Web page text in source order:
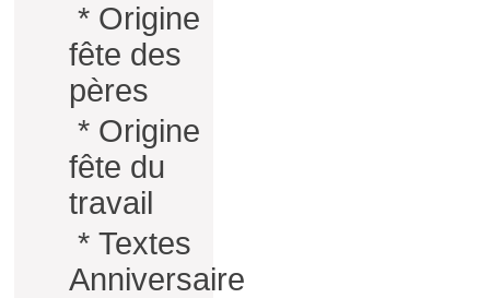
* Origine
fête des
pères
* Origine
fête du
travail
* Textes
Anniversaire